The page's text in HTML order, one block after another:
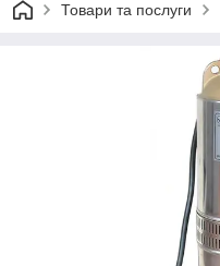
Товари та послуги